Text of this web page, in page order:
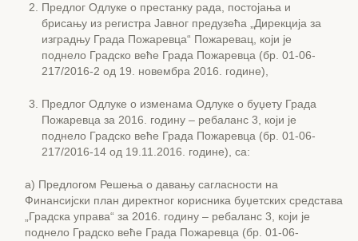
Предлог Одлуке о престанку рада, постојања и
брисању из регистра Јавног предузећа „Дирекција за
изградњу Града Пожаревца“ Пожаревац, који је
поднело Градско веће Града Пожаревца (бр. 01-06-
217/2016-2 од 19. новембра 2016. године),
Предлог Одлуке о изменама Одлуке о буџету Града
Пожаревца за 2016. годину – ребаланс 3, који је
поднело Градско веће Града Пожаревца (бр. 01-06-
217/2016-14 од 19.11.2016. године), са:
а) Предлогом Решења о давању сагласности на
Финансијски план директног корисника буџетских средстава
„Градска управа“ за 2016. годину – ребаланс 3, који је
поднело Градско веће Града Пожаревца (бр. 01-06-